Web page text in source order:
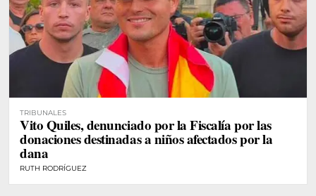
TRIBUNALES
Vito Quiles, denunciado por la Fiscalía por las
donaciones destinadas a niños afectados por la
dana
RUTH RODRÍGUEZ